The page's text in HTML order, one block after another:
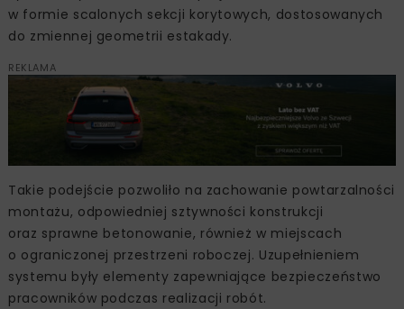
w formie scalonych sekcji korytowych, dostosowanych
do zmiennej geometrii estakady.
REKLAMA
Takie podejście pozwoliło na zachowanie powtarzalności
montażu, odpowiedniej sztywności konstrukcji
oraz sprawne betonowanie, również w miejscach
o ograniczonej przestrzeni roboczej. Uzupełnieniem
systemu były elementy zapewniające bezpieczeństwo
pracowników podczas realizacji robót.